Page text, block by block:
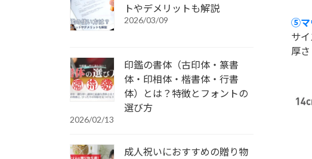
⑤マ
サ
厚
トやデメリットも解説
2026/03/09
印鑑の書体（古印体・篆書
体・印相体・楷書体・行書
体）とは？特徴とフォントの
選び方
2026/02/13
成人祝いにおすすめの贈り物